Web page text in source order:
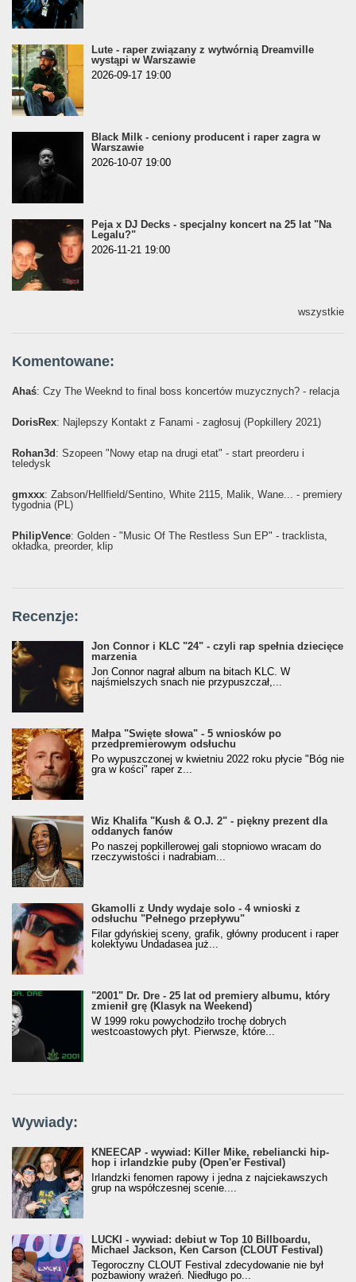
Lute - raper związany z wytwórnią Dreamville
wystąpi w Warszawie
2026-09-17 19:00
Black Milk - ceniony producent i raper zagra w
Warszawie
2026-10-07 19:00
Peja x DJ Decks - specjalny koncert na 25 lat "Na
Legalu?"
2026-11-21 19:00
wszystkie
Komentowane:
Ahaś: Czy The Weeknd to final boss koncertów muzycznych? - relacja
DorisRex: Najlepszy Kontakt z Fanami - zagłosuj (Popkillery 2021)
Rohan3d : Szopeen "Nowy etap na drugi etat" - start preorderu i
teledysk
gmxxx: Żabson/Hellfield/Sentino, White 2115, Malik, Wane... - premiery
tygodnia (PL)
PhilipVence: Golden - "Music Of The Restless Sun EP" - tracklista,
okładka, preorder, klip
Recenzje:
Jon Connor i KLC "24" - czyli rap spełnia dziecięce
marzenia
Jon Connor nagrał album na bitach KLC. W
najśmielszych snach nie przypuszczał,...
Małpa "Święte słowa" - 5 wniosków po
przedpremierowym odsłuchu
Po wypuszczonej w kwietniu 2022 roku płycie "Bóg nie
gra w kości" raper z...
Wiz Khalifa "Kush & O.J. 2" - piękny prezent dla
oddanych fanów
Po naszej popkillerowej gali stopniowo wracam do
rzeczywistości i nadrabiam...
Gkamolli z Undy wydaje solo - 4 wnioski z
odsłuchu "Pełnego przepływu"
Filar gdyńskiej sceny, grafik, główny producent i raper
kolektywu Undadasea już...
"2001" Dr. Dre - 25 lat od premiery albumu, który
zmienił grę (Klasyk na Weekend)
W 1999 roku powychodziło trochę dobrych
westcoastowych płyt. Pierwsze, które...
Wywiady:
KNEECAP - wywiad: Killer Mike, rebeliancki hip-
hop i irlandzkie puby (Open'er Festival)
Irlandzki fenomen rapowy i jedna z najciekawszych
grup na współczesnej scenie....
LUCKI - wywiad: debiut w Top 10 Billboardu,
Michael Jackson, Ken Carson (CLOUT Festival)
Tegoroczny CLOUT Festival zdecydowanie nie był
pozbawiony wrażeń. Niedługo po...